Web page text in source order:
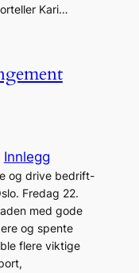
Kari…
Innlegg
og drive bedrift-
Fredag 22.
med gode
og spente
flere viktige